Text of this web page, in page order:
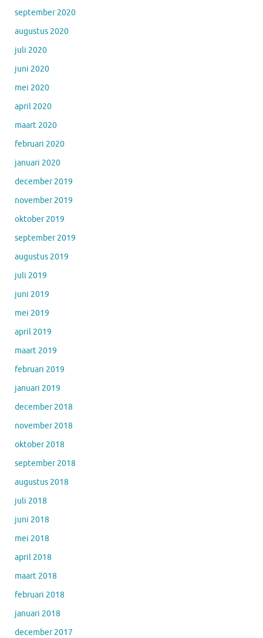
september 2020
augustus 2020
juli 2020
juni 2020
mei 2020
april 2020
maart 2020
februari 2020
januari 2020
december 2019
november 2019
oktober 2019
september 2019
augustus 2019
juli 2019
juni 2019
mei 2019
april 2019
maart 2019
februari 2019
januari 2019
december 2018
november 2018
oktober 2018
september 2018
augustus 2018
juli 2018
juni 2018
mei 2018
april 2018
maart 2018
februari 2018
januari 2018
december 2017